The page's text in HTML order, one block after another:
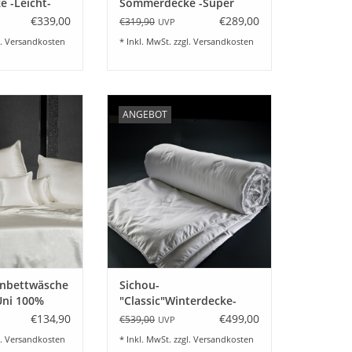
-Leicht-
€339,00
Versandkosten
Sommerdecke -Super
leicht-Maulbeerseide
€319,90 UVP €289,00
* Inkl. MwSt. zzgl. Versandkosten
aus feinster
Uni
mit einer
glänzenden
seidenweiß.
HINZUFÜGEN
100%
€134,90
Versandkosten
ANGEBOT
Zudecke -Ausführung - Eine super
feiner 100% Baumwollsatin,
gefüllt mit 100% Maulbeerseide.
Eine Decke zum Wohlfühlen, eine
tolle Winterdecke für Liebhaber
anschmiegsamer Decken.
ZUM WARENKORB HINZUFÜGEN
Sichou-
"Classic"Winterdecke-
warm - Maulbeerseide
€539,00 UVP €499,00
* Inkl. MwSt. zzgl. Versandkosten